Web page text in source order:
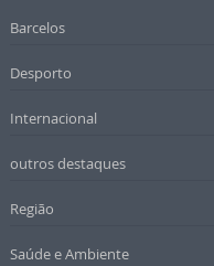
Barcelos
Desporto
Internacional
outros destaques
Região
Saúde e Ambiente